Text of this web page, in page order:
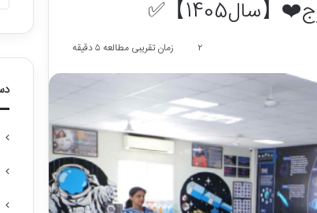
۲ زمان تقریبی مطالعه ۵ دقیقه